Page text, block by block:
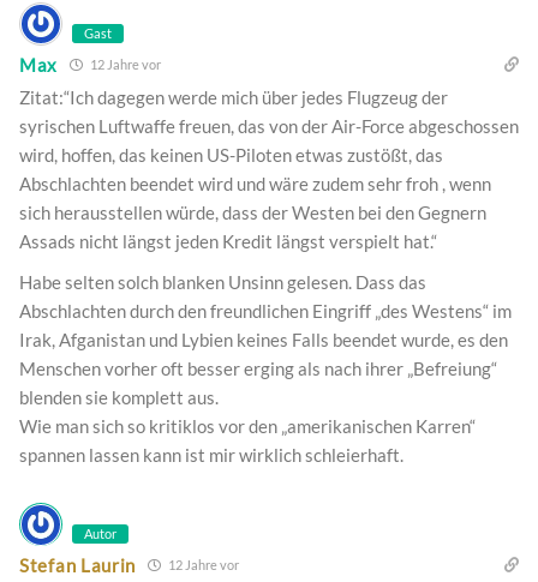
Gast
Max 12 Jahre vor
Zitat:“Ich dagegen werde mich über jedes Flugzeug der
syrischen Luftwaffe freuen, das von der Air-Force abgeschossen
wird, hoffen, das keinen US-Piloten etwas zustößt, das
Abschlachten beendet wird und wäre zudem sehr froh , wenn
sich herausstellen würde, dass der Westen bei den Gegnern
Assads nicht längst jeden Kredit längst verspielt hat.“
Habe selten solch blanken Unsinn gelesen. Dass das
Abschlachten durch den freundlichen Eingriff „des Westens“ im
Irak, Afganistan und Lybien keines Falls beendet wurde, es den
Menschen vorher oft besser erging als nach ihrer „Befreiung“
blenden sie komplett aus.
Wie man sich so kritiklos vor den „amerikanischen Karren“
spannen lassen kann ist mir wirklich schleierhaft.
Autor
Stefan Laurin 12 Jahre vor